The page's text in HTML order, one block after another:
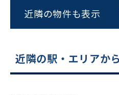
スムーズにご
0120-
近隣の物件も表示
近隣の駅・エリアか